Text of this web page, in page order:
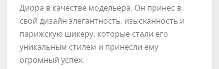
Диора в качестве модельера. Он принес в
свой дизайн элегантность, изысканность и
парижскую шикеру, которые стали его
уникальным стилем и принесли ему
огромный успех.